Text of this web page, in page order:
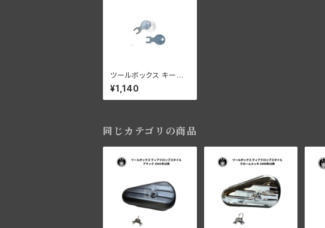
ツールボックス キーセッ
ト 2個入 ハーレーダビ
ッドソン 白メッキ
¥1,140
同じカテゴリの商品